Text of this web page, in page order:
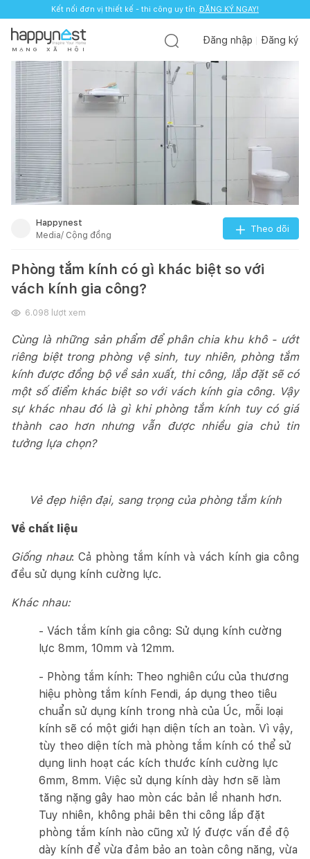
Kết nối đơn vị thiết kế - thi công uy tín. ĐĂNG KÝ NGAY!
M Ạ N G X Ã H Ộ I
Đăng nhập Đăng ký
Happynest
Media/ Cộng đồng
Theo dõi
Phòng tắm kính có gì khác biệt so với
vách kính gia công?
6.098 lượt xem
Cùng là những sản phẩm để phân chia khu khô - ướt
riêng biệt trong phòng vệ sinh, tuy nhiên, phòng tắm
kính được đồng bộ về sản xuất, thi công, lắp đặt sẽ có
một số điểm khác biệt so với vách kính gia công. Vậy
sự khác nhau đó là gì khi phòng tắm kính tuy có giá
thành cao hơn nhưng vẫn được nhiều gia chủ tin
tưởng lựa chọn?
Vẻ đẹp hiện đại, sang trọng của phòng tắm kính
Về chất liệu
Giống nhau: Cả phòng tắm kính và vách kính gia công
đều sử dụng kính cường lực.
Khác nhau:
- Vách tắm kính gia công: Sử dụng kính cường
lực 8mm, 10mm và 12mm.
- Phòng tắm kính: Theo nghiên cứu của thương
hiệu phòng tắm kính Fendi, áp dụng theo tiêu
chuẩn sử dụng kính trong nhà của Úc, mỗi loại
kính sẽ có một giới hạn diện tích an toàn. Vì vậy,
tùy theo diện tích mà phòng tắm kính có thể sử
dụng linh hoạt các kích thước kính cường lực
6mm, 8mm. Việc sử dụng kính dày hơn sẽ làm
tăng nặng gây hao mòn các bản lề nhanh hơn.
Tuy nhiên, không phải bên thi công lắp đặt
phòng tắm kính nào cũng xử lý được vấn đề độ
dày kính để vừa đảm bảo an toàn công năng, vừa